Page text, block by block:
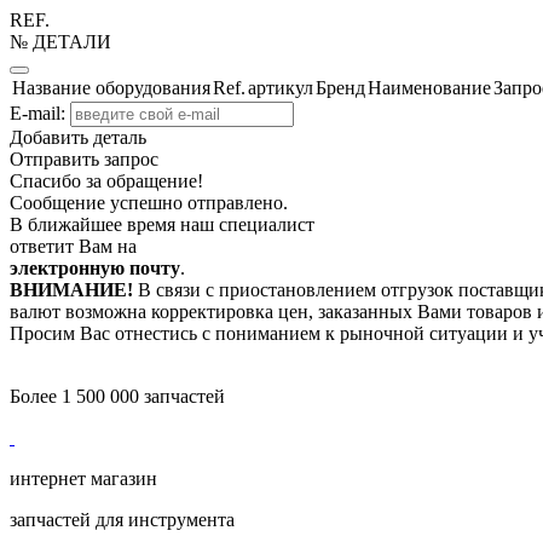
REF.
№ ДЕТАЛИ
Название оборудованияRef.артикулБрендНаименование
E-mail:
Добавить деталь
Отправить запрос
Спасибо за обращение!
Сообщение успешно отправлено.
В ближайшее время наш специалист
ответит Вам на
электронную почту.
ВНИМАНИЕ! В связи с приостановлением отгрузок
валют возможна корректировка цен, заказанных Вами товаров
Просим Вас отнестись с пониманием к рыночной ситуации и
Более 1 500 000 запчастей
интернет магазин
запчастей для инструмента